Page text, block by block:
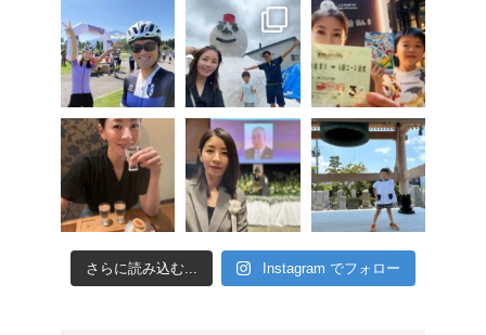
さらに読み込む... Instagram でフォロー